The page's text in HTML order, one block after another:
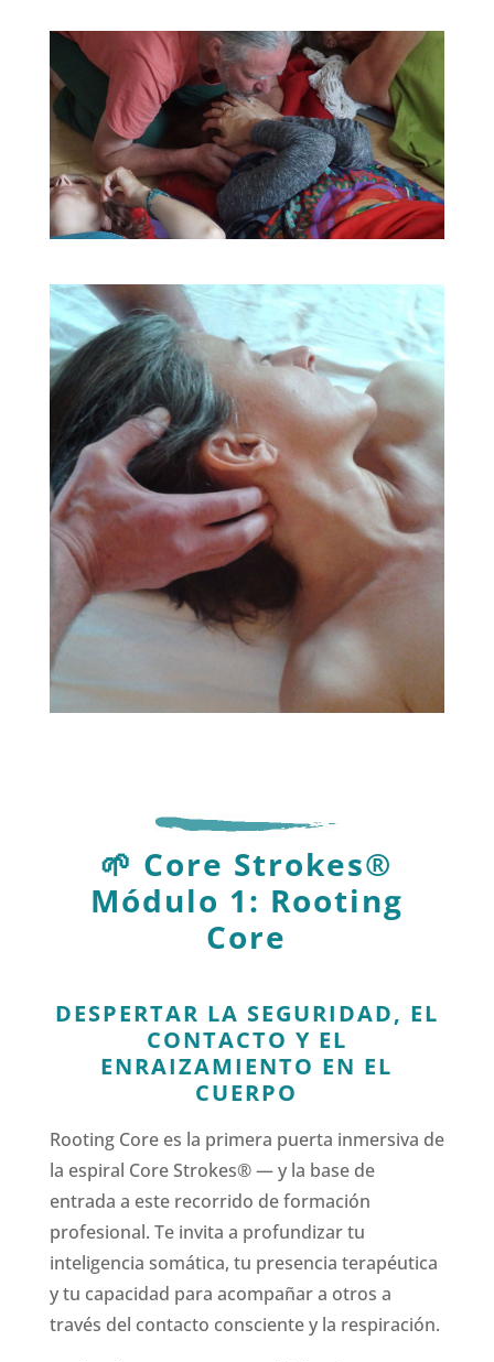
🌱 Core Strokes®
Módulo 1: Rooting
Core
DESPERTAR LA SEGURIDAD, EL
CONTACTO Y EL
ENRAIZAMIENTO EN EL
CUERPO
Rooting Core es la primera puerta inmersiva de
la espiral Core Strokes® — y la base de
entrada a este recorrido de formación
profesional. Te invita a profundizar tu
inteligencia somática, tu presencia terapéutica
y tu capacidad para acompañar a otros a
través del contacto consciente y la respiración.